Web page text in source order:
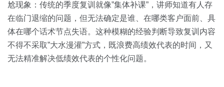
尬现象：传统的季度复训就像”集体补课”，讲师知道有人存
在临门退缩的问题，但无法确定是谁、在哪类客户面前、具
体在哪个话术节点失语。这种模糊的经验判断导致复训内容
不得不采取”大水漫灌”方式，既浪费高绩效代表的时间，又
无法精准解决低绩效代表的个性化问题。